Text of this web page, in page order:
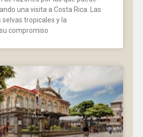
una visita a Costa Rica. Las
tropicales y la
compromiso